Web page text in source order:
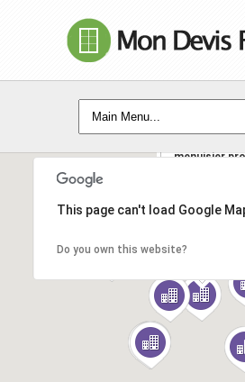
menuisier pro
lieu dit Coupey
La Reunion
EN SAVOIR +
This page can't load Google
Do you own this website?